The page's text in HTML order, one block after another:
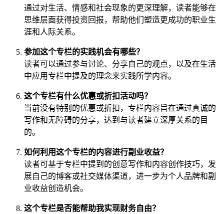
通过对生活、情感和社会现象的更深理解，读者能够在
思维层面获得投资回报，帮助他们塑造更成功的职业生
涯和人际关系。
参加这个专栏的实践机会有哪些？
读者可以通过参与讨论、分享自己的观点，以及在生活
中应用专栏中提及的理念来实践所学内容。
这个专栏有什么优惠或折扣活动吗？
当前没有特别的优惠或折扣，专栏内容旨在通过真诚的
写作和无障碍的分享，达到与读者建立深厚关系的目
的。
如何利用这个专栏的内容进行副业收益？
读者可基于专栏中提到的创意写作和内容创作技巧，发
展自己的博客或社交媒体渠道，进一步为个人品牌和副
业收益创造机会。
这个专栏是否能帮助我实现财务自由？